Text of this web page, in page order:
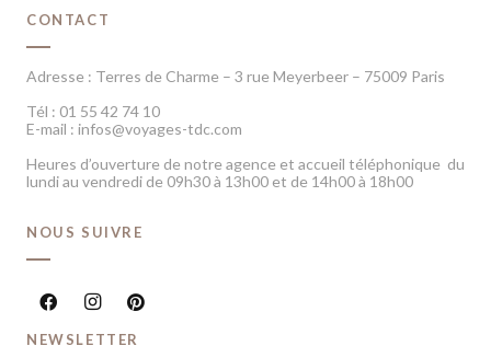
CONTACT
Adresse : Terres de Charme – 3 rue Meyerbeer – 75009 Paris
Tél : 01 55 42 74 10
E-mail : infos@voyages-tdc.com
Heures d’ouverture de notre agence et accueil téléphonique du
lundi au vendredi de 09h30 à 13h00 et de 14h00 à 18h00
NOUS SUIVRE
NEWSLETTER